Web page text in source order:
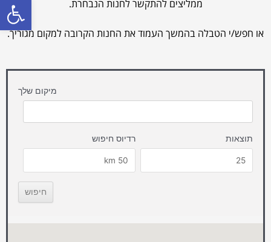
ממליצים להתקשר לחנות הנבחרת.
או חפש/י הטבלה בהמשך העמוד את החנות הקרובה למקום מגוריך.
מיקום שלך
רדיוס חיפוש תוצאות